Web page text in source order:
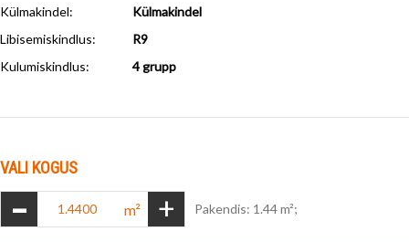
Külmakindel:
Külmakindel
Libisemiskindlus:
R9
Kulumiskindlus: 4 grupp
VALI KOGUS
- m² + Pakendis: 1.44 m²;